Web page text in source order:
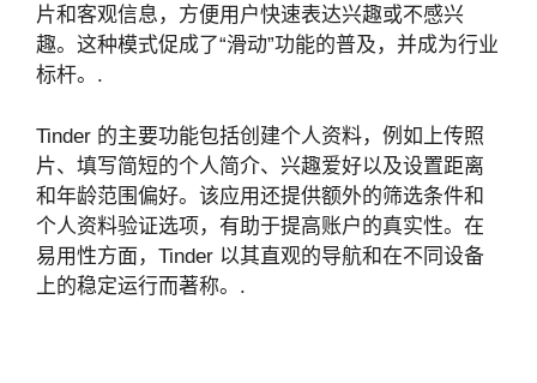
片和客观信息，方便用户快速表达兴趣或不感兴
趣。这种模式促成了“滑动”功能的普及，并成为行业
标杆。.
Tinder 的主要功能包括创建个人资料，例如上传照
片、填写简短的个人简介、兴趣爱好以及设置距离
和年龄范围偏好。该应用还提供额外的筛选条件和
个人资料验证选项，有助于提高账户的真实性。在
易用性方面，Tinder 以其直观的导航和在不同设备
上的稳定运行而著称。.